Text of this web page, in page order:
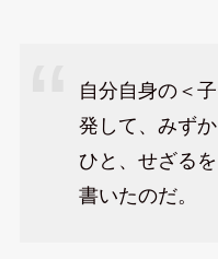
自分自身の＜
発して、みず
ひと、せざる
書いたのだ。